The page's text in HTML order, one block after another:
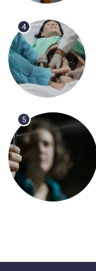
4
5